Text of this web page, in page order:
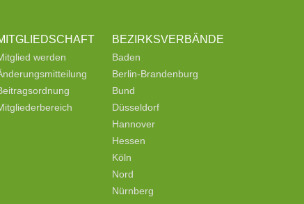
werden
BEZIRKSVERBÄNDE
Baden
Berlin-Brandenburg
Bund
Düsseldorf
Hannover
Hessen
Köln
Nord
Nürnberg